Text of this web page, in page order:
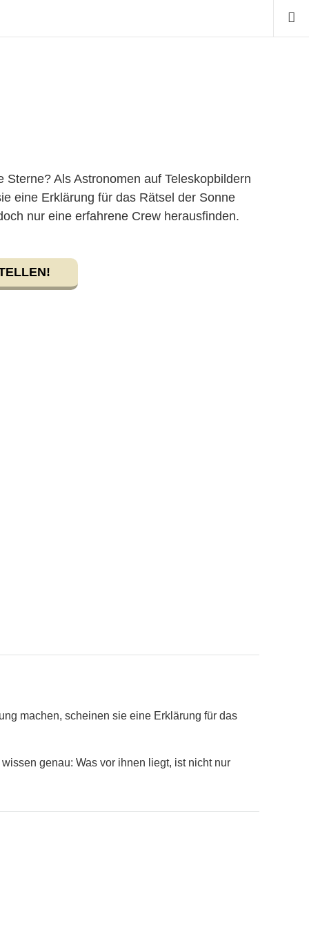
Als Astronomen auf Teleskopbildern
eine Erklärung für das Rätsel der Sonne
nur eine erfahrene Crew herausfinden.
machen, scheinen sie eine Erklärung für das
genau: Was vor ihnen liegt, ist nicht nur